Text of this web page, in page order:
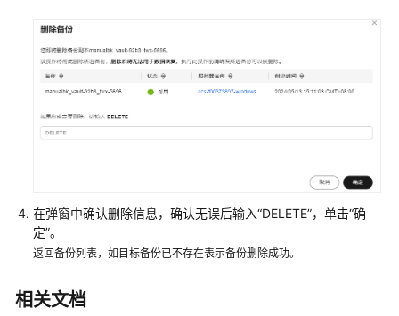
管
理
备
备
份
场
在弹窗中确认删除信息，确认无误后输入“DELETE”，单击“确
定”。
返回备份列表，如目标备份已不存在表示备份删除成功。
相关文档